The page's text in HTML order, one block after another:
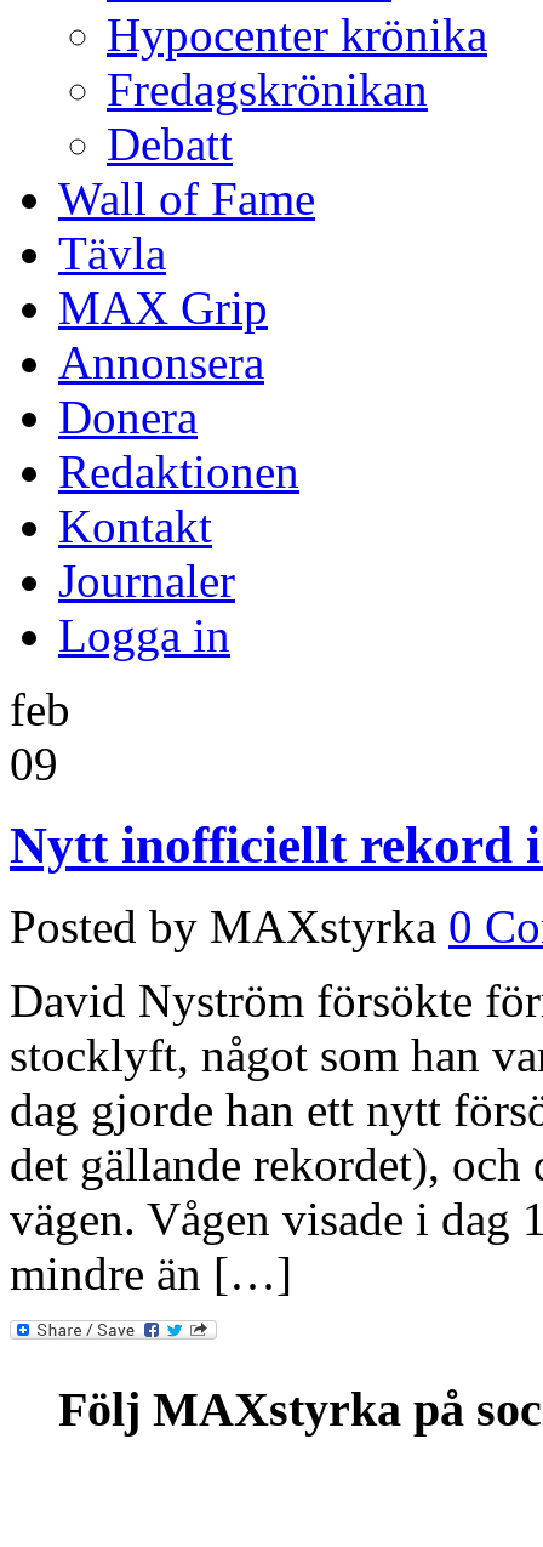
Hypocenter krönika
Fredagskrönikan
Debatt
Wall of Fame
Tävla
MAX Grip
Annonsera
Donera
Redaktionen
Kontakt
Journaler
Logga in
feb
09
Nytt inofficiellt rekord
Posted by MAXstyrka 0
David Nyström försökte
stocklyft, något som han
dag gjorde han ett nytt
det gällande rekordet), och
vägen. Vågen visade i dag
mindre än […]
Följ MAXstyrka på